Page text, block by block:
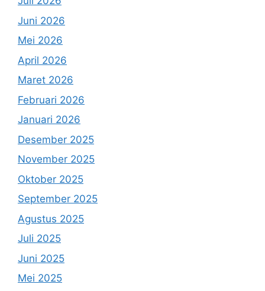
Juni 2026
Mei 2026
April 2026
Maret 2026
Februari 2026
Januari 2026
Desember 2025
November 2025
Oktober 2025
September 2025
Agustus 2025
Juli 2025
Juni 2025
Mei 2025